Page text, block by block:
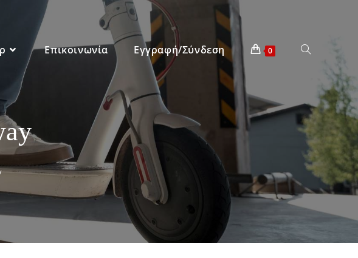
Επικοινωνία Εγγραφή/Σύνδεση 0